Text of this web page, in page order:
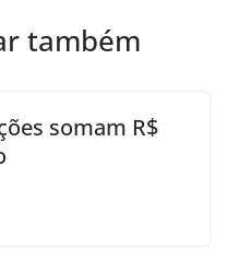
também
somam R$